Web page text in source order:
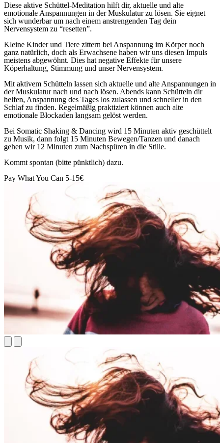
Diese aktive Schüttel-Meditation hilft dir, aktuelle und alte
emotionale Anspannungen in der Muskulatur zu lösen. Sie eignet
sich wunderbar um nach einem anstrengenden Tag dein
Nervensystem zu “resetten”.
Kleine Kinder und Tiere zittern bei Anspannung im Körper noch
ganz natürlich, doch als Erwachsene haben wir uns diesen Impuls
meistens abgewöhnt. Dies hat negative Effekte für unsere
Köperhaltung, Stimmung und unser Nervensystem.
Mit aktivem Schütteln lassen sich aktuelle und alte Anspannungen in
der Muskulatur nach und nach lösen. Abends kann Schütteln dir
helfen, Anspannung des Tages los zulassen und schneller in den
Schlaf zu finden. Regelmäßig praktiziert können auch alte
emotionale Blockaden langsam gelöst werden.
Bei Somatic Shaking & Dancing wird 15 Minuten aktiv geschüttelt
zu Musik, dann folgt 15 Minuten Bewegen/Tanzen und danach
gehen wir 12 Minuten zum Nachspüren in die Stille.
Kommt spontan (bitte pünktlich) dazu.
Pay What You Can 5-15€